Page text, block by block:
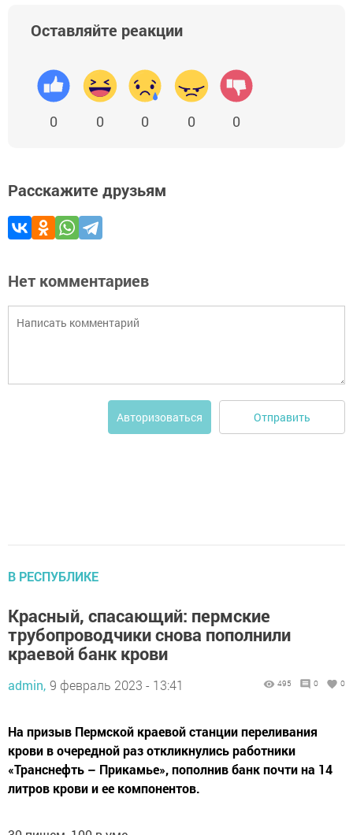
Оставляйте реакции
0 0 0 0 0
Расскажите друзьям
Нет комментариев
Авторизоваться Отправить
В РЕСПУБЛИКЕ
Красный, спасающий: пермские
трубопроводчики снова пополнили
краевой банк крови
admin, 9 февраль 2023 - 13:41 495 0 0
На призыв Пермской краевой станции переливания
крови в очередной раз откликнулись работники
«Транснефть – Прикамье», пополнив банк почти на 14
литров крови и ее компонентов.